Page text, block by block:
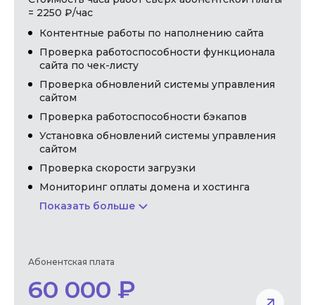
= 2250 ₽/час
Контентные работы по наполнению сайта
Проверка работоспособности функционала
сайта по чек-листу
Проверка обновлений системы управления
сайтом
Проверка работоспособности бэкапов
Установка обновлений системы управления
сайтом
Проверка скорости загрузки
Мониторинг оплаты домена и хостинга
Показать больше
Абонентская плата
60 000 ₽